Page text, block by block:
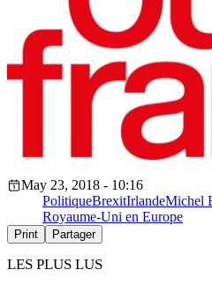
May 23, 2018 - 10:16
PolitiqueBrexitIrlandeMichel
Royaume-Uni en Europe
Print Partager
LES PLUS LUS